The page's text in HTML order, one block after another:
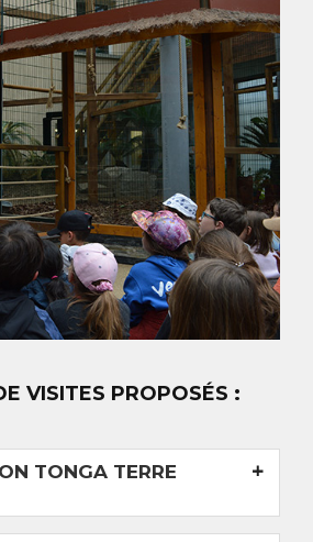
VISITES PROPOSÉS :
TONGA TERRE